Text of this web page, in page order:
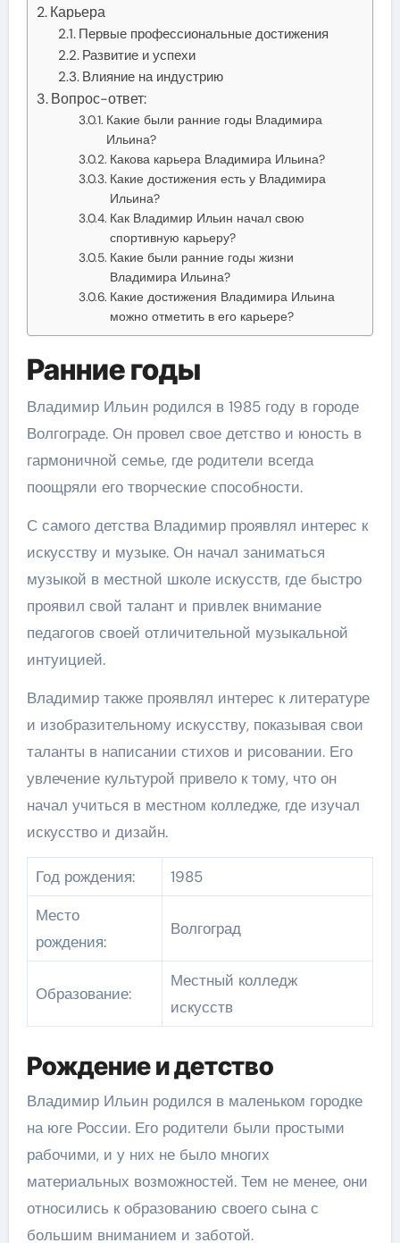
Карьера
Первые профессиональные достижения
Развитие и успехи
Влияние на индустрию
Вопрос-ответ:
Какие были ранние годы Владимира
Ильина?
Какова карьера Владимира Ильина?
Какие достижения есть у Владимира
Ильина?
Как Владимир Ильин начал свою
спортивную карьеру?
Какие были ранние годы жизни
Владимира Ильина?
Какие достижения Владимира Ильина
можно отметить в его карьере?
Ранние годы
Владимир Ильин родился в 1985 году в городе
Волгограде. Он провел свое детство и юность в
гармоничной семье, где родители всегда
поощряли его творческие способности.
С самого детства Владимир проявлял интерес к
искусству и музыке. Он начал заниматься
музыкой в местной школе искусств, где быстро
проявил свой талант и привлек внимание
педагогов своей отличительной музыкальной
интуицией.
Владимир также проявлял интерес к литературе
и изобразительному искусству, показывая свои
таланты в написании стихов и рисовании. Его
увлечение культурой привело к тому, что он
начал учиться в местном колледже, где изучал
искусство и дизайн.
Год рождения:
1985
Место
рождения:
Волгоград
Образование:
Местный колледж
искусств
Рождение и детство
Владимир Ильин родился в маленьком городке
на юге России. Его родители были простыми
рабочими, и у них не было многих
материальных возможностей. Тем не менее, они
относились к образованию своего сына с
большим вниманием и заботой.